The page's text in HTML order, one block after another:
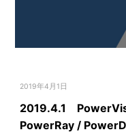
2019年4月1日
2019.4.1
PowerRay /